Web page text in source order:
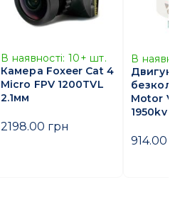
В наявності: 10+ шт.
Камера Foxeer Cat 4
Micro FPV 1200TVL
2.1мм
2198.00 грн
В
Двигун
Motor
1950kv
914.00